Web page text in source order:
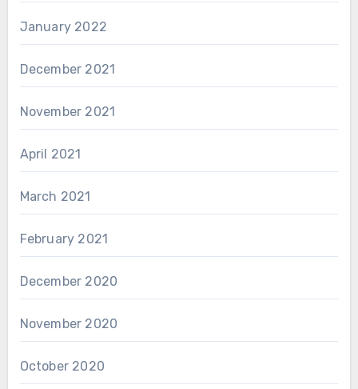
January 2022
December 2021
November 2021
April 2021
March 2021
February 2021
December 2020
November 2020
October 2020